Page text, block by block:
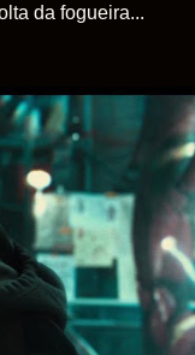
da fogueira...